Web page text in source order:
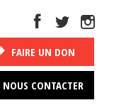
FAIRE UN DON
NOUS CONTACTER